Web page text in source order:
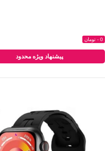
0 - تومان
پیشنهاد ویژه محدود